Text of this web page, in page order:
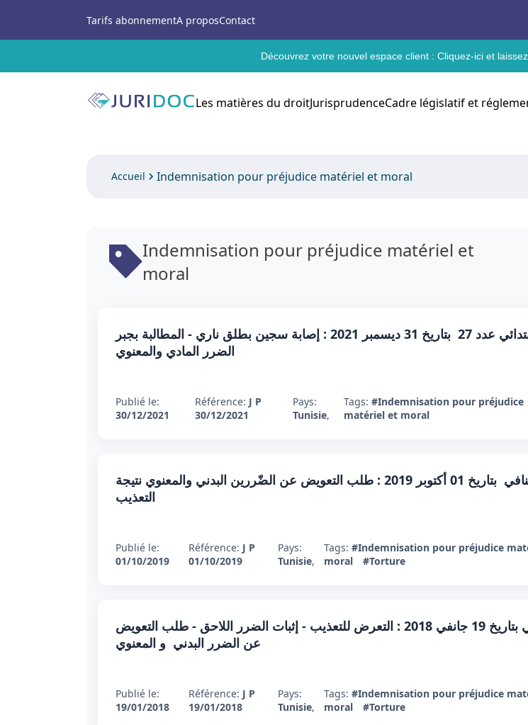
Tarifs abonnementA proposContact
Découvrez votre nouvel espace client : Cliquez-ici et
Les matières du droitJurisprudenceCadre législatif et
Accueil Indemnisation pour préjudice matériel et moral
Indemnisation pour préjudice matériel et
moral
حكم ابتدائي عدد 27 بتاريخ 31 ديسمبر 2021 : إصابة سجين بطلق ناري - المطالبة بجبر
الضرر المادي والمعنوي
Publié le:
30/12/2021
Référence: J P
30/12/2021
Pays:
Tunisie,
Tags: #Indemnisation pour préjudice
matériel et moral
حكم الاستئنافي بتاريخ 01 أكتوبر 2019 : طلب التعويض عن الضّررين البدني والمعنوي نتيجة
التعذيب
Publié le:
01/10/2019
Référence: J P
01/10/2019
Pays:
Tunisie,
Tags:#Indemnisation pour préjudice
moral
#Torture
حكم إبتدائي بتاريخ 19 جانفي 2018 : التعرض للتعذيب - إثبات الضرر اللاحق - طلب التعويض
عن الضرر البدني و المعنوي
Publié le:
19/01/2018
Référence: J P
19/01/2018
Pays:
Tunisie,
Tags:#Indemnisation pour préjudice
moral
#Torture